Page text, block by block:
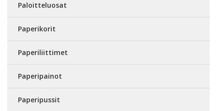
Paloitteluosat
Paperikorit
Paperiliittimet
Paperipainot
Paperipussit